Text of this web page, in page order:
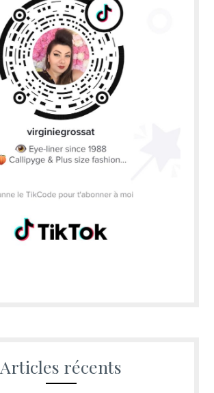
Articles récents